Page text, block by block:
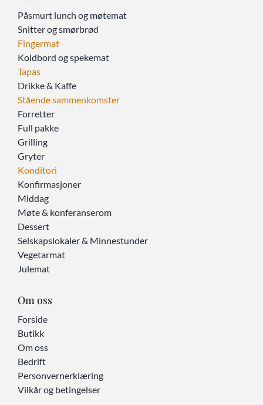
Påsmurt lunch og møtemat
Snitter og smørbrød
Fingermat
Koldbord og spekemat
Tapas
Drikke & Kaffe
Stående sammenkomster
Forretter
Full pakke
Grilling
Gryter
Konditori
Konfirmasjoner
Middag
Møte & konferanserom
Dessert
Selskapslokaler & Minnestunder
Vegetarmat
Julemat
Om oss
Forside
Butikk
Om oss
Bedrift
Personvernerklæring
Vilkår og betingelser